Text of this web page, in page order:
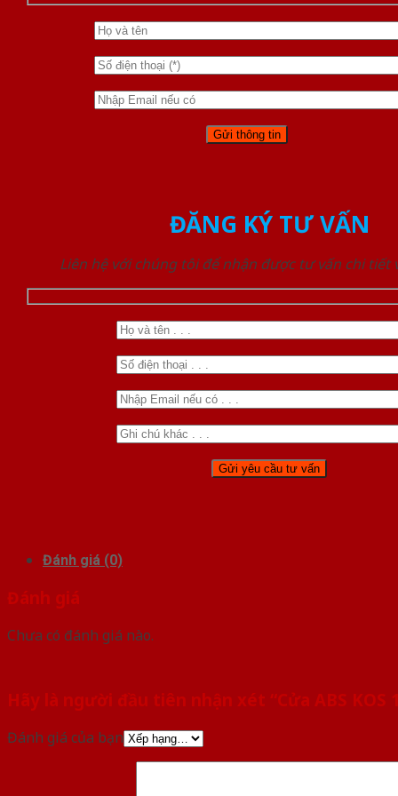
ĐĂNG KÝ TƯ VẤN
Liên hệ với chúng tôi để nhận được tư vấn chi tiết
Đánh giá (0)
Đánh giá
Chưa có đánh giá nào.
Hãy là người đầu tiên nhận xét “Cửa ABS KOS
Đánh giá của bạn